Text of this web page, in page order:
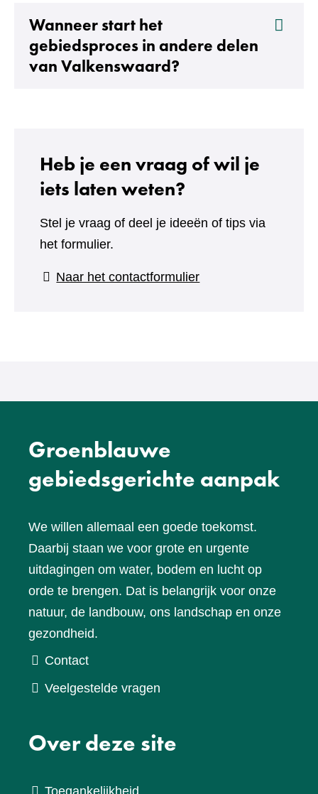
Wanneer start het
gebiedsproces in andere delen
van Valkenswaard?
Heb je een vraag of wil je
iets laten weten?
Stel je vraag of deel je ideeën of tips via
het formulier.
Naar het contactformulier(verwijst
Groenblauwe
gebiedsgerichte aanpak
We willen allemaal een goede toekomst.
Daarbij staan we voor grote en urgente
uitdagingen om water, bodem en lucht op
orde te brengen. Dat is belangrijk voor onze
natuur, de landbouw, ons landschap en onze
gezondheid.
Contact
Veelgestelde vragen
Over deze site